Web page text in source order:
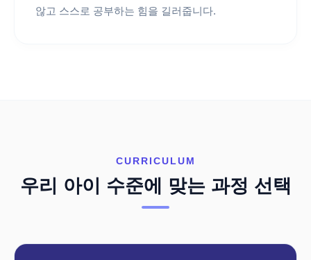
않고 스스로 공부하는 힘을 길러줍니다.
CURRICULUM
우리 아이 수준에 맞는 과정 선택